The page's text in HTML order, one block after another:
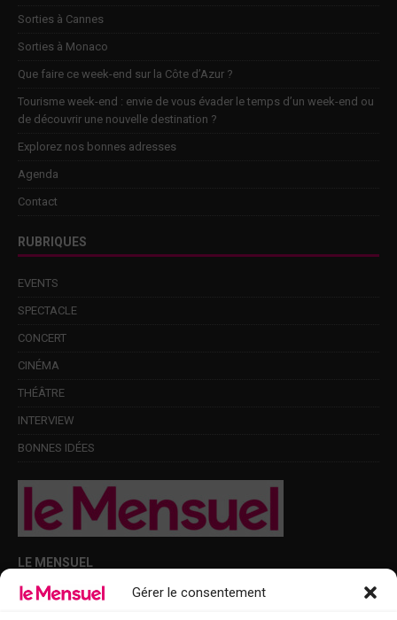
Gérer le consentement
Sorties à Cannes
Sorties à Monaco
Que faire ce week-end sur la Côte d’Azur ?
Tourisme week-end : envie de vous évader le temps d’un week-end ou
de découvrir une nouvelle destination ?
Explorez nos bonnes adresses
Agenda
Contact
RUBRIQUES
EVENTS
SPECTACLE
CONCERT
CINÉMA
THÉÂTRE
INTERVIEW
BONNES IDÉES
LE MENSUEL
Points de diffusion Var et Alpes-Maritimes : oû trouver Le Mensuel ?